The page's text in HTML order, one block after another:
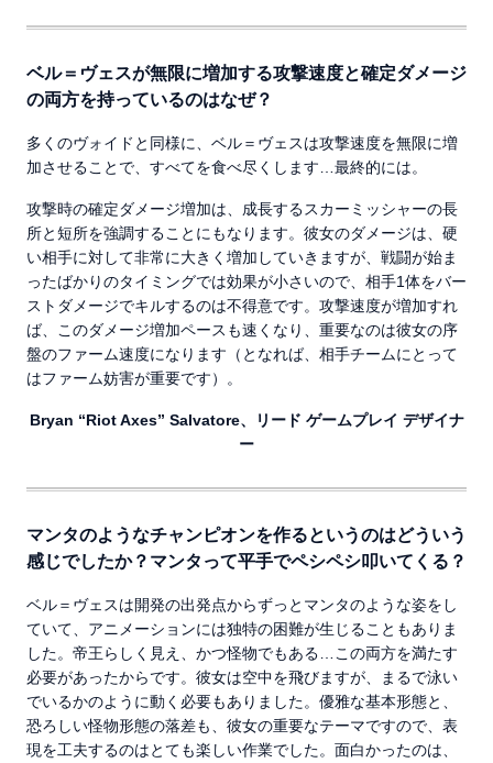
ベル＝ヴェスが無限に増加する攻撃速度と確定ダメージ
の両方を持っているのはなぜ？
多くのヴォイドと同様に、ベル＝ヴェスは攻撃速度を無限に増
加させることで、すべてを食べ尽くします…最終的には。
攻撃時の確定ダメージ増加は、成長するスカーミッシャーの長
所と短所を強調することにもなります。彼女のダメージは、硬
い相手に対して非常に大きく増加していきますが、戦闘が始ま
ったばかりのタイミングでは効果が小さいので、相手1体をバー
ストダメージでキルするのは不得意です。攻撃速度が増加すれ
ば、このダメージ増加ペースも速くなり、重要なのは彼女の序
盤のファーム速度になります（となれば、相手チームにとって
はファーム妨害が重要です）。
Bryan “Riot Axes” Salvatore、リード ゲームプレイ デザイナ
ー
マンタのようなチャンピオンを作るというのはどういう
感じでしたか？マンタって平手でペシペシ叩いてくる？
ベル＝ヴェスは開発の出発点からずっとマンタのような姿をし
ていて、アニメーションには独特の困難が生じることもありま
した。帝王らしく見え、かつ怪物でもある…この両方を満たす
必要があったからです。彼女は空中を飛びますが、まるで泳い
でいるかのように動く必要もありました。優雅な基本形態と、
恐ろしい怪物形態の落差も、彼女の重要なテーマですので、表
現を工夫するのはとても楽しい作業でした。面白かったのは、